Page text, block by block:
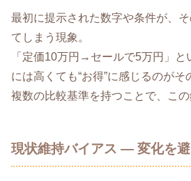
最初に提示された数字や条件が、
てしまう現象。
「定価10万円→セールで5万円」と
には高くても“お得”に感じるのがそ
複数の比較基準を持つことで、この
現状維持バイアス ― 変化を